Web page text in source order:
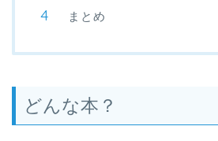
まとめ
どんな本？